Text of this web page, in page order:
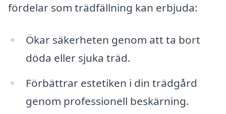
fördelar som trädfällning kan erbjuda:
Ökar säkerheten genom att ta bort
döda eller sjuka träd.
Förbättrar estetiken i din trädgård
genom professionell beskärning.